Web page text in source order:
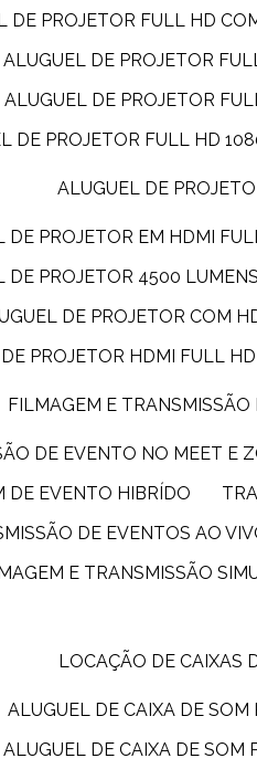
DE PROJETOR FULL HD
ALUGUEL DE PROJETOR
ALUGUEL DE PROJETOR
DE PROJETOR FULL HD
ALUGUEL DE
DE PROJETOR EM HDMI
DE PROJETOR 4500
DE PROJETOR COM
DE PROJETOR HDMI FULL HD
FILMAGEM E
DE EVENTO NO MEET E
DE EVENTO HIBRÍDO
DE EVENTOS AO
E TRANSMISSÃO
LOCAÇÃO DE CAIXAS
ALUGUEL DE CAIXA DE
ALUGUEL DE CAIXA DE SOM